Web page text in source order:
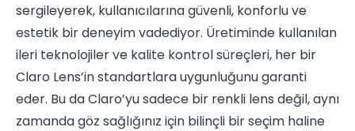
sergileyerek, kullanıcılarına güvenli, konforlu ve
estetik bir deneyim vadediyor. Üretiminde kullanılan
ileri teknolojiler ve kalite kontrol süreçleri, her bir
Claro Lens’in standartlara uygunluğunu garanti
eder. Bu da Claro’yu sadece bir renkli lens değil, aynı
zamanda göz sağlığınız için bilinçli bir seçim haline